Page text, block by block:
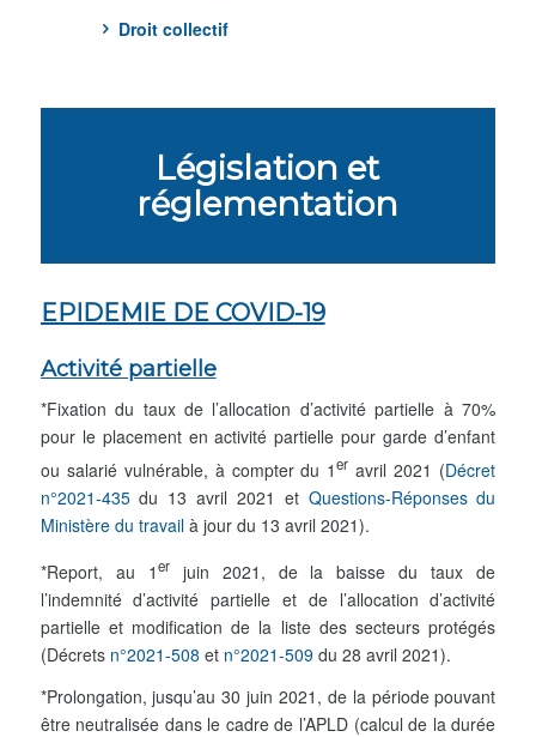
Droit collectif
Législation et
réglementation
EPIDEMIE DE COVID-19
Activité partielle
*Fixation du taux de l’allocation d’activité partielle à 70%
pour le placement en activité partielle pour garde d’enfant
ou salarié vulnérable, à compter du 1er avril 2021 (Décret
n°2021-435du 13 avril 2021 et Questions-Réponses du
Ministère du travailà jour du 13 avril 2021).
*Report, au 1erjuin 2021, de la baisse du taux de
l’indemnité d’activité partielle et de l’allocation d’activité
partielle et modification de la liste des secteurs protégés
(Décrets n°2021-508 et n°2021-509du 28 avril 2021).
*Prolongation, jusqu’au 30 juin 2021, de la période pouvant
être neutralisée dans le cadre de l’APLD (calcul de la durée